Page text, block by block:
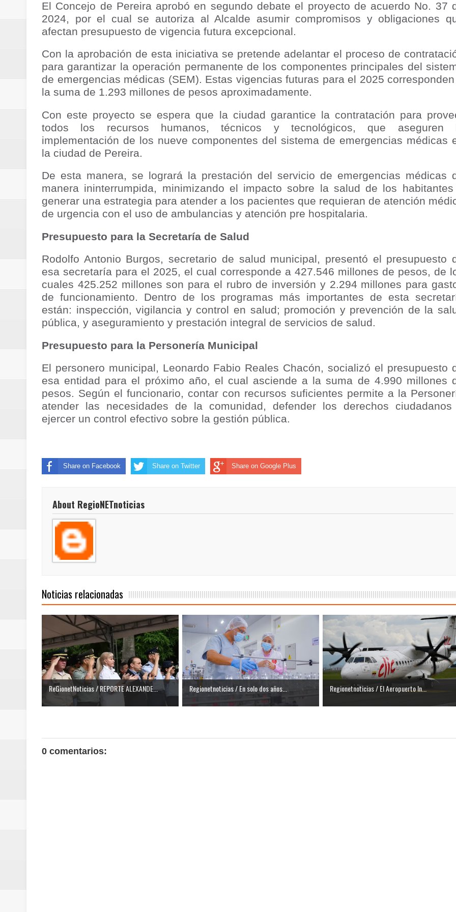
Regionetnoticias / Villarrica avanza hacia una ruta definitiva de reasentamiento
Regionetnoticias / Alcaldía de Cartagena avanza en trabajos contra las inundaciones con
calle San Juan de Dios del Centro Histórico
Regionetnoticias / Pereira avanza con resultados en salud mental, innovación y paz
Regionetnoticias / Estas son las millonarias inversiones del Gobierno Matiz en el municipio de
Regionetnoticias / Gobernación de Caldas hace seguimiento al avance de la construcción de 400
ecoeficientes en Marquetalia
terrestre para la posesión presidencial
Regionetnoticias / Las ayudas técnicas aportaron dignidad a las personas con discapacidad de
ReGioNetNoticias / RISARALDA / Risaralda fortalece la preparación de sus municipios frente al
ReGionetNoticias / DOSQUEBRADAS / Dosquebradas fortalece la respuesta frente a tres Alertas
acciones que impactan a más de 20.000 personas
ReGioNetNoticias- MEDELLIN / En Medellín fue inmovilizado un bus que estaba siendo lavado
excedió límites de emisión de gases contaminantes
ReGioNetNoticias / Altas temperaturas ponen en máxima alerta al Tolima
ReGionetNoticias / REPORTE ALEXANDER MENDEZ ( MIAMI ) Cali se blinda con amplio
seguridad para la posesión presidencial
Regionetnoticias / En solo dos años y siete meses, la Fábrica de Licores del Tolima alcanzó el 94
El Concejo de Pereira aprobó en segundo debate el proyecto de acuerdo No. 37
2024, por el cual se autoriza al Alcalde asumir compromisos y obligaciones
afectan presupuesto de vigencia futura excepcional.
Con la aprobación de esta iniciativa se pretende adelantar el proceso de
para garantizar la operación permanente de los componentes principales del
de emergencias médicas (SEM). Estas vigencias futuras para el 2025
la suma de 1.293 millones de pesos aproximadamente.
Con este proyecto se espera que la ciudad garantice la contratación para
todos los recursos humanos, técnicos y tecnológicos, que aseguren
implementación de los nueve componentes del sistema de emergencias médicas
la ciudad de Pereira.
De esta manera, se logrará la prestación del servicio de emergencias médicas
manera ininterrumpida, minimizando el impacto sobre la salud de los
generar una estrategia para atender a los pacientes que requieran de atención
de urgencia con el uso de ambulancias y atención pre hospitalaria.
Presupuesto para la Secretaría de Salud
Rodolfo Antonio Burgos, secretario de salud municipal, presentó el presupuesto
esa secretaría para el 2025, el cual corresponde a 427.546 millones de pesos, de
cuales 425.252 millones son para el rubro de inversión y 2.294 millones para
de funcionamiento. Dentro de los programas más importantes de esta
están: inspección, vigilancia y control en salud; promoción y prevención de la
pública, y aseguramiento y prestación integral de servicios de salud.
Presupuesto para la Personería Municipal
El personero municipal, Leonardo Fabio Reales Chacón, socializó el presupuesto
esa entidad para el próximo año, el cual asciende a la suma de 4.990 millones
pesos. Según el funcionario, contar con recursos suficientes permite a la
atender las necesidades de la comunidad, defender los derechos
ejercer un control efectivo sobre la gestión pública.
Share on Facebook Share on Twitter Share on Google Plus
About RegioNETnoticias
Noticias relacionadas
ReGionetNoticias / REPORTE ALEXANDE... Regionetnoticias / En solo dos años... Regionetnoticias / El Aeropuerto In...
0 comentarios: